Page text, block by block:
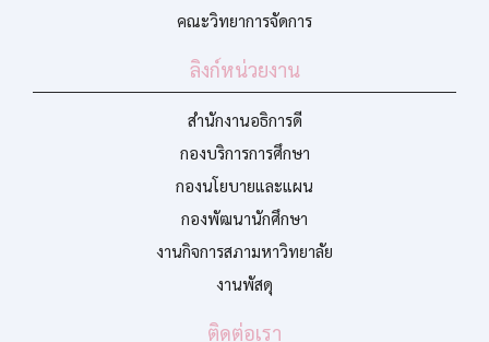
คณะวิทยาการจัดการ
ลิงก์หน่วยงาน
สำนักงานอธิการดี
กองบริการการศึกษา
กองนโยบายและแผน
กองพัฒนานักศึกษา
งานกิจการสภามหาวิทยาลัย
งานพัสดุ
ติดต่อเรา